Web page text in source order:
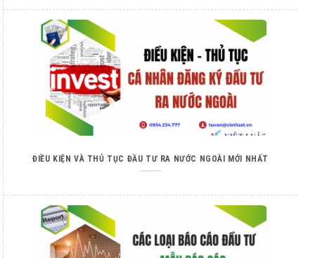
ĐIỀU KIỆN VÀ THỦ TỤC ĐẦU TƯ RA NƯỚC NGOÀI MỚI NHẤT